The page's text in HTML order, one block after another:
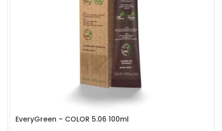
EveryGreen – COLOR 5.06 100ml